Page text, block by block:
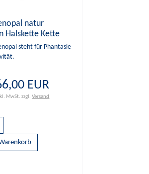
natur
Halskette Kette
steht für Phantasie
EUR
MwSt. zzgl.Versand